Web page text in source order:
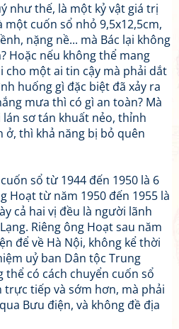
như thế, là một kỷ vật giá trị
một cuốn sổ nhỏ 9,5x12,5cm,
nặng nề... mà Bác lại không
Hoặc nếu không thể mang
cho một ai tin cậy mà phải dắt
huống gì đặc biệt đã xảy ra
mưa thì có gì an toàn? Mà
sơ tán khuất nẻo, thỉnh
thì khả năng bị bỏ quên
sổ từ 1944 đến 1950 là 6
Hoạt từ năm 1950 đến 1955 là
cả hai vị đều là người lãnh
Riêng ông Hoạt sau năm
để về Hà Nội, không kể thời
uỷ ban Dân tộc Trung
thể có cách chuyển cuốn sổ
trực tiếp và sớm hơn, mà phải
Bưu điện, và không đề địa